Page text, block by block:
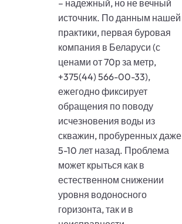
– надежный, но не вечный
источник. По данным нашей
практики, первая буровая
компания в Беларуси (с
ценами от 70р за метр,
+375(44) 566-00-33),
ежегодно фиксирует
обращения по поводу
исчезновения воды из
скважин, пробуренных даже
5-10 лет назад. Проблема
может крыться как в
естественном снижении
уровня водоносного
горизонта, так и в